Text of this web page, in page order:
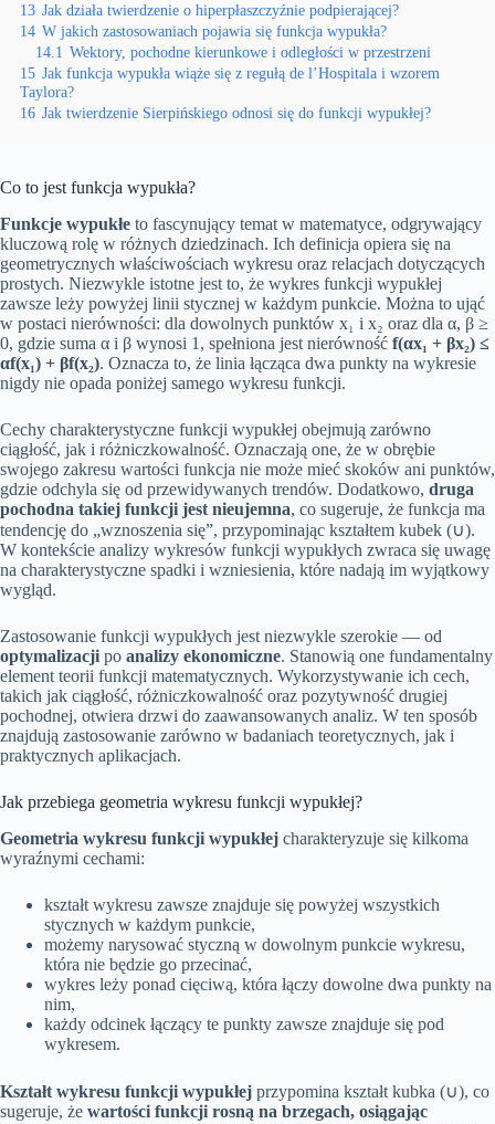
13 Jak działa twierdzenie o hiperpłaszczyźnie podpierającej?
14 W jakich zastosowaniach pojawia się funkcja wypukła?
14.1 Wektory, pochodne kierunkowe i odległości w przestrzeni
15 Jak funkcja wypukła wiąże się z regułą de l’Hospitala i wzorem
Taylora?
16 Jak twierdzenie Sierpińskiego odnosi się do funkcji wypukłej?
Co to jest funkcja wypukła?
Funkcje wypukłe to fascynujący temat w matematyce, odgrywający
kluczową rolę w różnych dziedzinach. Ich definicja opiera się na
geometrycznych właściwościach wykresu oraz relacjach dotyczących
prostych. Niezwykle istotne jest to, że wykres funkcji wypukłej
zawsze leży powyżej linii stycznej w każdym punkcie. Można to ująć
w postaci nierówności: dla dowolnych punktów x₁ i x₂ oraz dla α, β ≥
0, gdzie suma α i β wynosi 1, spełniona jest nierówność f(αx₁ + βx₂) ≤
αf(x₁) + βf(x₂). Oznacza to, że linia łącząca dwa punkty na wykresie
nigdy nie opada poniżej samego wykresu funkcji.
Cechy charakterystyczne funkcji wypukłej obejmują zarówno
ciągłość, jak i różniczkowalność. Oznaczają one, że w obrębie
swojego zakresu wartości funkcja nie może mieć skoków ani punktów,
gdzie odchyla się od przewidywanych trendów. Dodatkowo, druga
pochodna takiej funkcji jest nieujemna, co sugeruje, że funkcja ma
tendencję do „wznoszenia się”, przypominając kształtem kubek (∪).
W kontekście analizy wykresów funkcji wypukłych zwraca się uwagę
na charakterystyczne spadki i wzniesienia, które nadają im wyjątkowy
wygląd.
Zastosowanie funkcji wypukłych jest niezwykle szerokie — od
optymalizacji po analizy ekonomiczne. Stanowią one fundamentalny
element teorii funkcji matematycznych. Wykorzystywanie ich cech,
takich jak ciągłość, różniczkowalność oraz pozytywność drugiej
pochodnej, otwiera drzwi do zaawansowanych analiz. W ten sposób
znajdują zastosowanie zarówno w badaniach teoretycznych, jak i
praktycznych aplikacjach.
Jak przebiega geometria wykresu funkcji wypukłej?
Geometria wykresu funkcji wypukłej charakteryzuje się kilkoma
wyraźnymi cechami:
kształt wykresu zawsze znajduje się powyżej wszystkich
stycznych w każdym punkcie,
możemy narysować styczną w dowolnym punkcie wykresu,
która nie będzie go przecinać,
wykres leży ponad cięciwą, która łączy dowolne dwa punkty na
nim,
każdy odcinek łączący te punkty zawsze znajduje się pod
wykresem.
Kształt wykresu funkcji wypukłej przypomina kształt kubka (∪), co
sugeruje, że wartości funkcji rosną na brzegach, osiągając